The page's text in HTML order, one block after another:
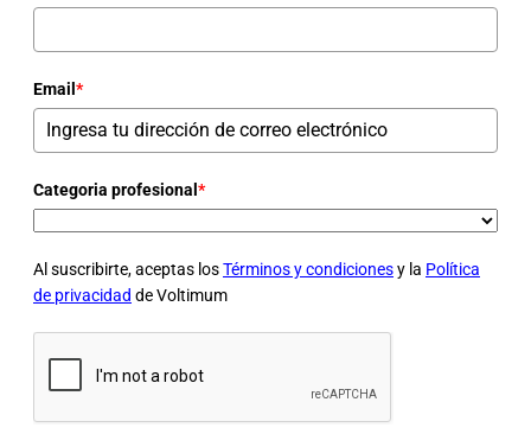
Email *
Categoria profesional *
Al suscribirte, aceptas losTérminos y condicionesy la Política
de privacidad de Voltimum